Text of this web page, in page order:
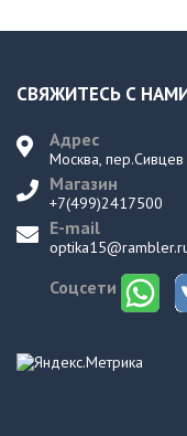
СВЯЖИТЕСЬ С
Адрес
Москва,
Магазин
+7(499)2417500
E-mail
Соцсети